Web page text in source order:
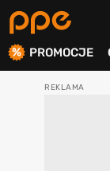
PROMOCJE